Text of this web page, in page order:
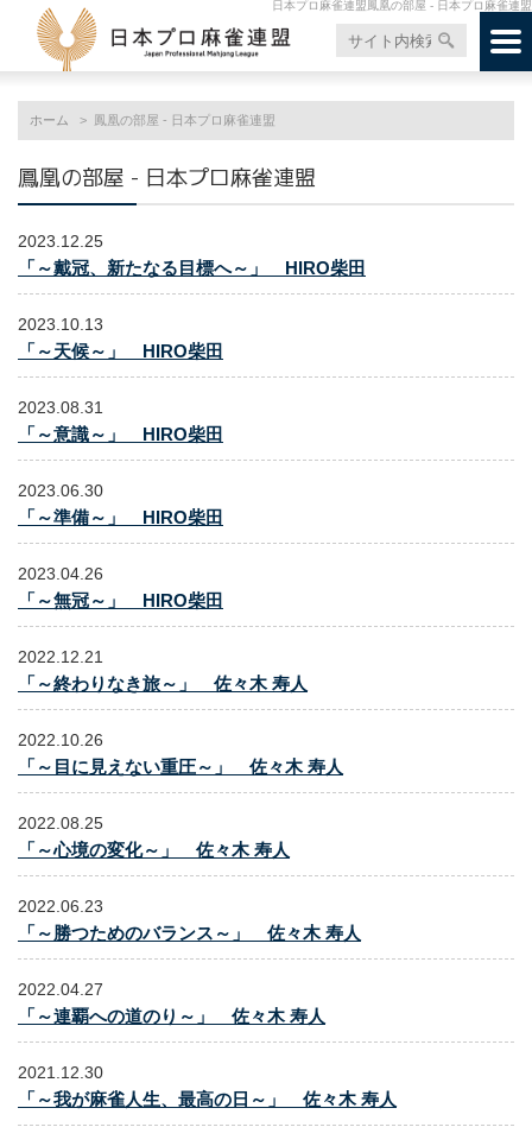
日本プロ麻雀連盟鳳凰の部屋 - 日本プロ麻雀連盟
ホーム 鳳凰の部屋 - 日本プロ麻雀連盟
鳳凰の部屋 - 日本プロ麻雀連盟
2023.12.25
「～戴冠、新たなる目標へ～」 HIRO柴田
2023.10.13
「～天候～」 HIRO柴田
2023.08.31
「～意識～」 HIRO柴田
2023.06.30
「～準備～」 HIRO柴田
2023.04.26
「～無冠～」 HIRO柴田
2022.12.21
「～終わりなき旅～」 佐々木 寿人
2022.10.26
「～目に見えない重圧～」 佐々木 寿人
2022.08.25
「～心境の変化～」 佐々木 寿人
2022.06.23
「～勝つためのバランス～」 佐々木 寿人
2022.04.27
「～連覇への道のり～」 佐々木 寿人
2021.12.30
「～我が麻雀人生、最高の日～」 佐々木 寿人